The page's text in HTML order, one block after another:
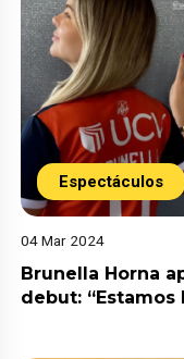
Espectáculos
04 Mar 2024
Brunella Horna
debut: “Estamos